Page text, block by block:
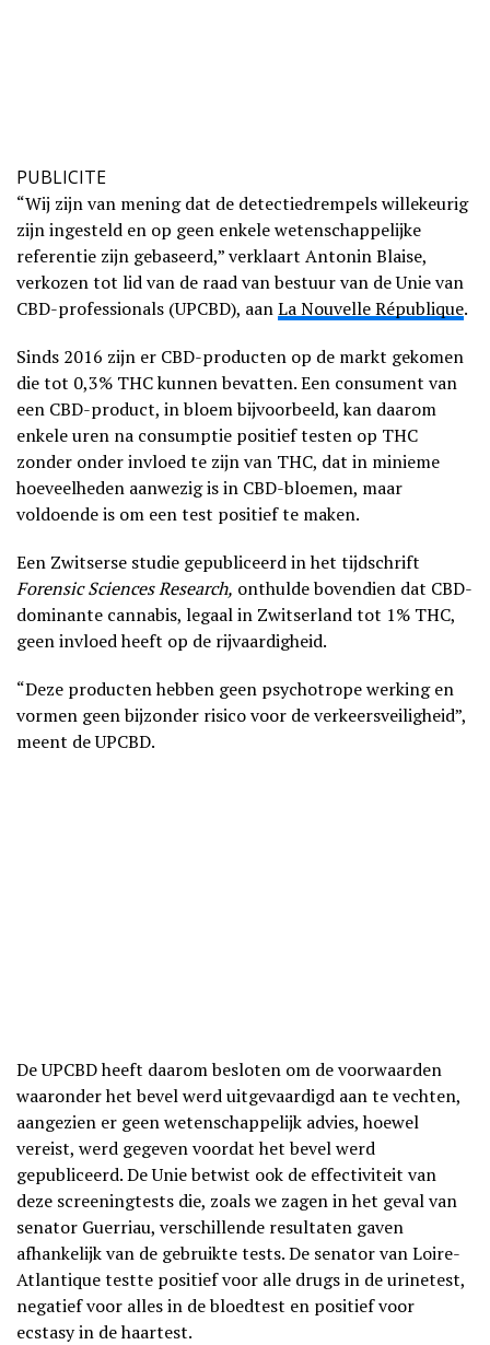
PUBLICITE
“Wij zijn van mening dat de detectiedrempels willekeurig
zijn ingesteld en op geen enkele wetenschappelijke
referentie zijn gebaseerd,” verklaart Antonin Blaise,
verkozen tot lid van de raad van bestuur van de Unie van
CBD-professionals (UPCBD), aanLa Nouvelle République.
Sinds 2016 zijn er CBD-producten op de markt gekomen
die tot 0,3% THC kunnen bevatten. Een consument van
een CBD-product, in bloem bijvoorbeeld, kan daarom
enkele uren na consumptie positief testen op THC
zonder onder invloed te zijn van THC, dat in minieme
hoeveelheden aanwezig is in CBD-bloemen, maar
voldoende is om een test positief te maken.
Een Zwitserse studie gepubliceerd in het tijdschrift
Forensic Sciences Research, onthulde bovendien dat CBD-
dominante cannabis, legaal in Zwitserland tot 1% THC,
geen invloed heeft op de rijvaardigheid.
“Deze producten hebben geen psychotrope werking en
vormen geen bijzonder risico voor de verkeersveiligheid”,
meent de UPCBD.
De UPCBD heeft daarom besloten om de voorwaarden
waaronder het bevel werd uitgevaardigd aan te vechten,
aangezien er geen wetenschappelijk advies, hoewel
vereist, werd gegeven voordat het bevel werd
gepubliceerd. De Unie betwist ook de effectiviteit van
deze screeningtests die, zoals we zagen in het geval van
senator Guerriau, verschillende resultaten gaven
afhankelijk van de gebruikte tests. De senator van Loire-
Atlantique testte positief voor alle drugs in de urinetest,
negatief voor alles in de bloedtest en positief voor
ecstasy in de haartest.